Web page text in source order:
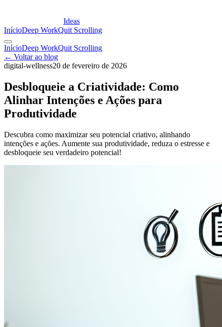
Ideas
InícioDeep WorkQuit Scrolling
InícioDeep WorkQuit Scrolling
← Voltar ao blog
digital-wellness20 de fevereiro de 2026
Desbloqueie a Criatividade: Como
Alinhar Intenções e Ações para
Produtividade
Descubra como maximizar seu potencial criativo, alinhando
intenções e ações. Aumente sua produtividade, reduza o estresse e
desbloqueie seu verdadeiro potencial!